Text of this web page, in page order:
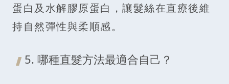
蛋白及水解膠原蛋白，讓髮絲在直療後維
持自然彈性與柔順感。
5. 哪種直髮方法最適合自己？